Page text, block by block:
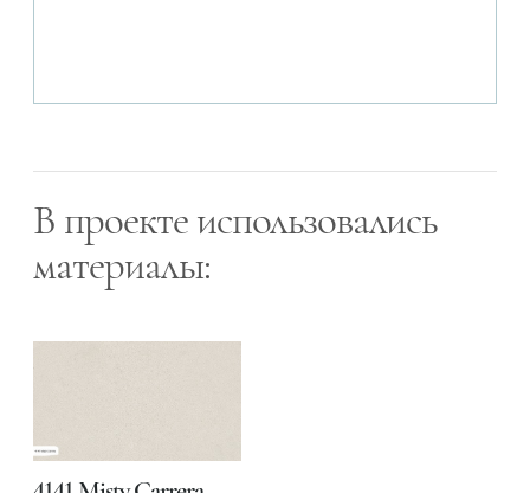
В проекте использовались
материалы: